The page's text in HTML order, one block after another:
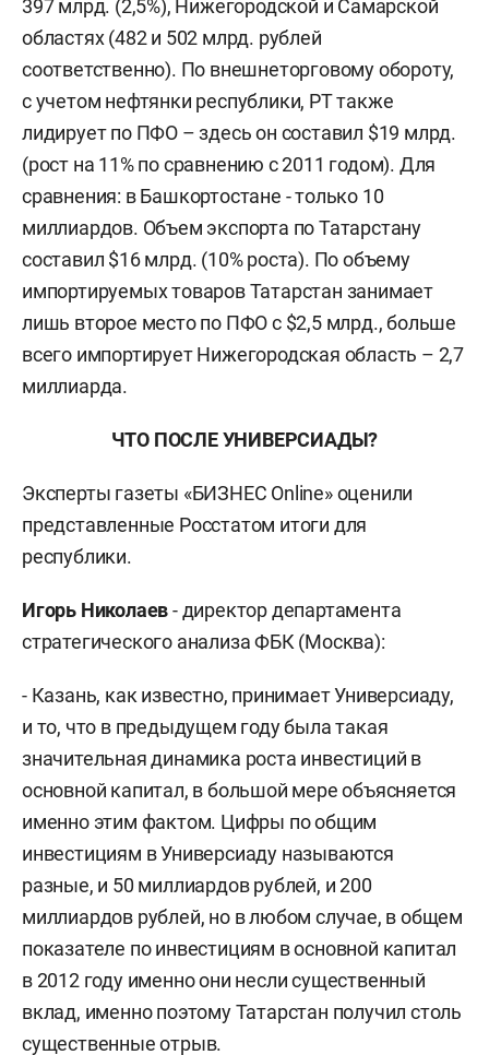
397 млрд. (2,5%), Нижегородской и Самарской
областях (482 и 502 млрд. рублей
соответственно). По внешнеторговому обороту,
с учетом нефтянки республики, РТ также
лидирует по ПФО – здесь он составил $19 млрд.
(рост на 11% по сравнению с 2011 годом). Для
сравнения: в Башкортостане - только 10
миллиардов. Объем экспорта по Татарстану
составил $16 млрд. (10% роста). По объему
импортируемых товаров Татарстан занимает
лишь второе место по ПФО с $2,5 млрд., больше
всего импортирует Нижегородская область – 2,7
миллиарда.
ЧТО ПОСЛЕ УНИВЕРСИАДЫ?
Эксперты газеты «БИЗНЕС Online» оценили
представленные Росстатом итоги для
республики.
Игорь Николаев- директор департамента
стратегического анализа ФБК (Москва):
- Казань, как известно, принимает Универсиаду,
и то, что в предыдущем году была такая
значительная динамика роста инвестиций в
основной капитал, в большой мере объясняется
именно этим фактом. Цифры по общим
инвестициям в Универсиаду называются
разные, и 50 миллиардов рублей, и 200
миллиардов рублей, но в любом случае, в общем
показателе по инвестициям в основной капитал
в 2012 году именно они несли существенный
вклад, именно поэтому Татарстан получил столь
существенные отрыв.